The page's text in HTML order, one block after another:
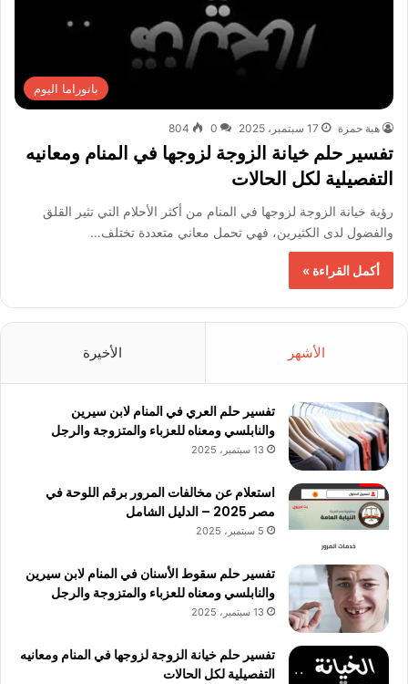
بانوراما اليوم
هبة حمزة 17 سبتمبر، 2025 0
804
تفسير حلم خيانة الزوجة لزوجها في المنام ومعانيه
التفصيلية لكل الحالات
رؤية خيانة الزوجة لزوجها في المنام من أكثر الأحلام التي تثير القلق
والفضول لدى الكثيرين، فهي تحمل معاني متعددة تختلف…
أكمل القراءة »
الأشهر الأخيرة
تفسير حلم العري في المنام لابن سيرين
والنابلسي ومعناه للعزباء والمتزوجة والرجل
13 سبتمبر، 2025
استعلام عن مخالفات المرور برقم اللوحة في
مصر 2025 – الدليل الشامل
5 سبتمبر، 2025
تفسير حلم سقوط الأسنان في المنام لابن سيرين
والنابلسي ومعناه للعزباء والمتزوجة والرجل
13 سبتمبر، 2025
تفسير حلم خيانة الزوجة لزوجها في المنام ومعانيه
التفصيلية لكل الحالات